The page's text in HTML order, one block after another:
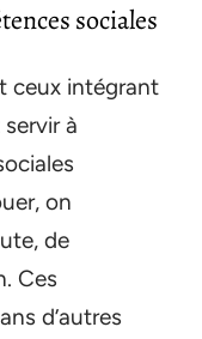
sociales
ceux intégrant
à
on
de
Ces
d’autres